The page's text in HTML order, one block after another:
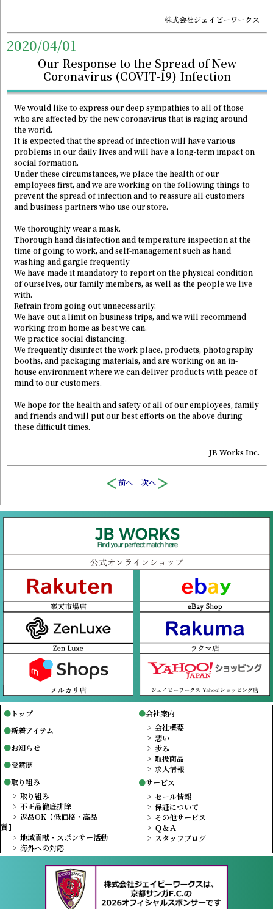
株式会社ジェイビーワークス
2020/04/01
Our Response to the Spread of New
Coronavirus (COVIT-19) Infection
We would like to express our deep sympathies to all of those
who are affected by the new coronavirus that is raging around
the world.
It is expected that the spread of infection will have various
problems in our daily lives and will have a long-term impact on
social formation.
Under these circumstances, we place the health of our
employees first, and we are working on the following things to
prevent the spread of infection and to reassure all customers
and business partners who use our store.
We thoroughly wear a mask.
Thorough hand disinfection and temperature inspection at the
time of going to work, and self-management such as hand
washing and gargle frequently
We have made it mandatory to report on the physical condition
of ourselves, our family members, as well as the people we live
with.
Refrain from going out unnecessarily.
We have out a limit on business trips, and we will recommend
working from home as best we can.
We practice social distancing.
We frequently disinfect the work place, products, photography
booths, and packaging materials, and are working on an in-
house environment where we can deliver products with peace of
mind to our customers.
We hope for the health and safety of all of our employees, family
and friends and will put our best efforts on the above during
these difficult times.
JB Works Inc.
前へ 次へ
トップ
新着アイテム
お知らせ
受賞歴
取り組み
取り組み
不正品徹底排除
返品OK【低価格・高品
質】
地域貢献・スポンサー活動
海外への対応
会社案内
会社概要
想い
歩み
取扱商品
求人情報
サービス
セール情報
保証について
その他サービス
Ｑ＆Ａ
スタッフブログ